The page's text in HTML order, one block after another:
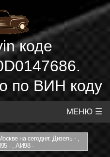
коде
по ВИН коду
МЕНЮ ☰
на сегодня: Дизель - ,
- , АИ98 -